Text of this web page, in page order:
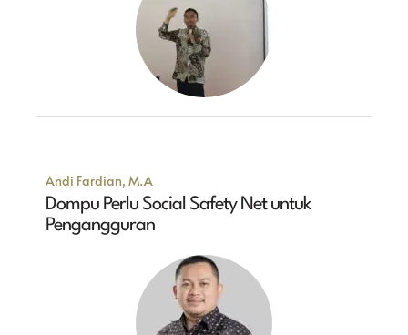
Andi Fardian, M.A
Dompu Perlu Social Safety Net untuk
Pengangguran